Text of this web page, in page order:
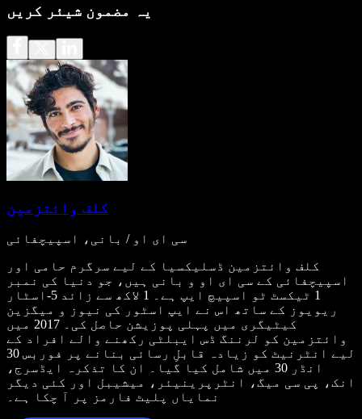
یہ مضمون شیئر کریں
کلف وائتزمین
سی ای او / بانی، اسپیچفائی
کلف وائتزمین ڈسلیکسیا کے لیے سرگرم حامی اور
اسپیچفائی کے سی ای او و بانی ہیں، جو دنیا کی نمبر
1 ٹیکسٹ ٹو اسپیچ ایپ ہے۔ 1 لاکھ سے زائد 5-اسٹار
ریویوز کے ساتھ اس نے ایپ اسٹور کی نیوز و میگزین
کیٹیگری میں پہلی پوزیشن حاصل کی۔ 2017 میں
وائتزمین کو لرننگ ڈس ایبلٹی رکھنے والے افراد کے
لیے انٹرنیٹ کو زیادہ قابلِ رسائی بنانے پر فوربس 30
انڈر 30 میں شامل کیا گیا۔ ان کا تذکرہ ایڈسرج،
انک، پی سی میگ، انٹرپرینیئر، میشیبل اور کئی دیگر
نمایاں پلیٹ فارمز پر آ چکا ہے۔